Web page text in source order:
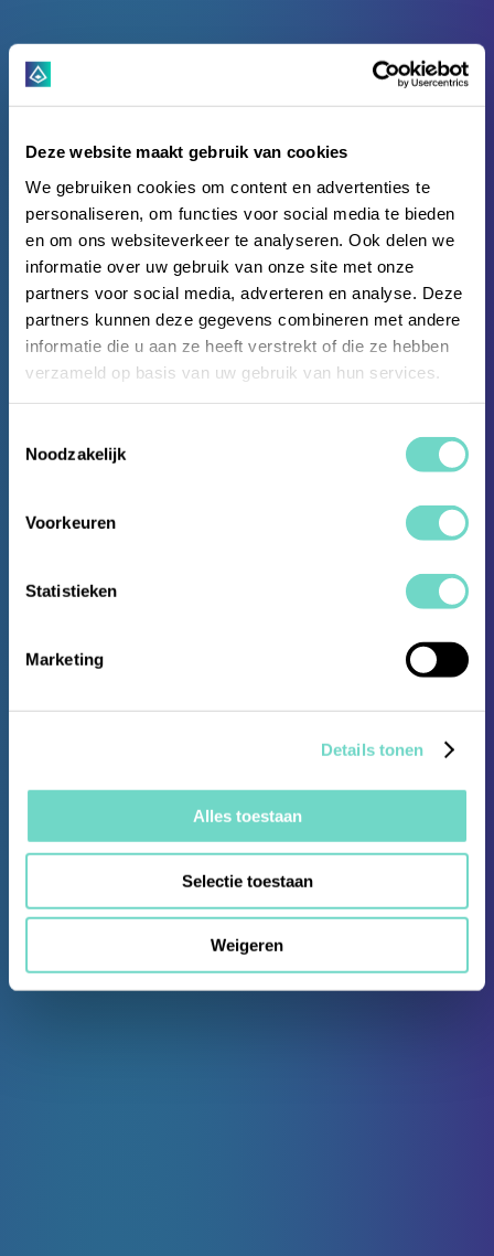
Deze website maakt gebruik van cookies
We gebruiken cookies om content en advertenties te
personaliseren, om functies voor social media te bieden
en om ons websiteverkeer te analyseren. Ook delen we
informatie over uw gebruik van onze site met onze
partners voor social media, adverteren en analyse. Deze
partners kunnen deze gegevens combineren met andere
informatie die u aan ze heeft verstrekt of die ze hebben
verzameld op basis van uw gebruik van hun services.
Noodzakelijk
Voorkeuren
Statistieken
Marketing
Details tonen
Alles toestaan
Selectie toestaan
Weigeren
Opiniestukken
Nieuw jaar, nieuwe